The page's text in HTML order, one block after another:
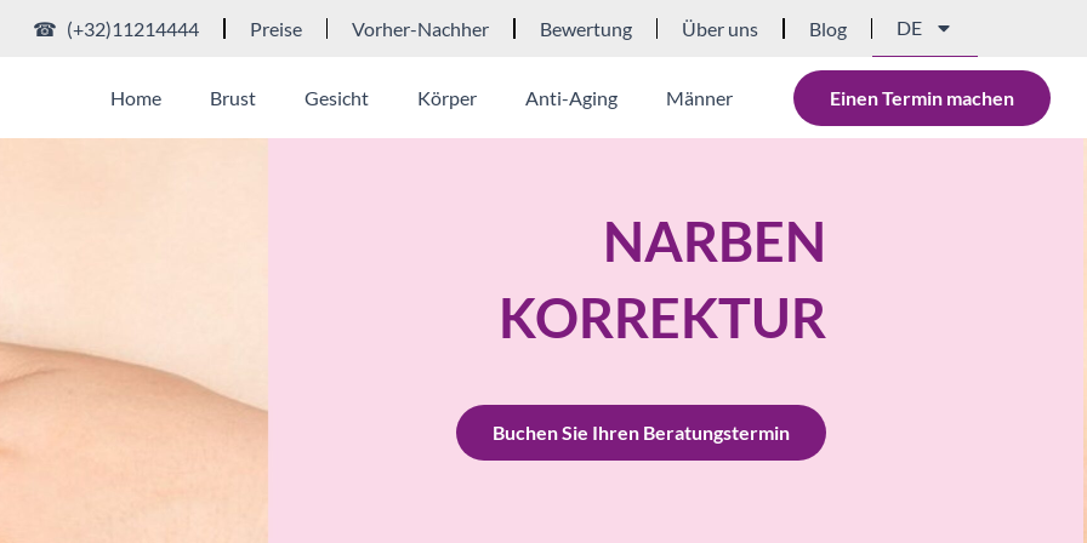
☎ (+32)11214444 Preise Vorher-Nachher Bewertung Über uns Blog DE
Home Brust Gesicht Körper Anti-Aging Männer Einen Termin machen
NARBEN
KORREKTUR
Buchen Sie Ihren Beratungstermin